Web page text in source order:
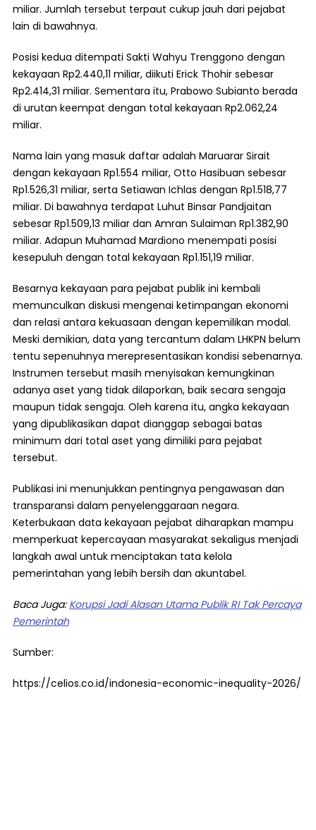
miliar. Jumlah tersebut terpaut cukup jauh dari pejabat
lain di bawahnya.
Posisi kedua ditempati Sakti Wahyu Trenggono dengan
kekayaan Rp2.440,11 miliar, diikuti Erick Thohir sebesar
Rp2.414,31 miliar. Sementara itu, Prabowo Subianto berada
di urutan keempat dengan total kekayaan Rp2.062,24
miliar.
Nama lain yang masuk daftar adalah Maruarar Sirait
dengan kekayaan Rp1.554 miliar, Otto Hasibuan sebesar
Rp1.526,31 miliar, serta Setiawan Ichlas dengan Rp1.518,77
miliar. Di bawahnya terdapat Luhut Binsar Pandjaitan
sebesar Rp1.509,13 miliar dan Amran Sulaiman Rp1.382,90
miliar. Adapun Muhamad Mardiono menempati posisi
kesepuluh dengan total kekayaan Rp1.151,19 miliar.
Besarnya kekayaan para pejabat publik ini kembali
memunculkan diskusi mengenai ketimpangan ekonomi
dan relasi antara kekuasaan dengan kepemilikan modal.
Meski demikian, data yang tercantum dalam LHKPN belum
tentu sepenuhnya merepresentasikan kondisi sebenarnya.
Instrumen tersebut masih menyisakan kemungkinan
adanya aset yang tidak dilaporkan, baik secara sengaja
maupun tidak sengaja. Oleh karena itu, angka kekayaan
yang dipublikasikan dapat dianggap sebagai batas
minimum dari total aset yang dimiliki para pejabat
tersebut.
Publikasi ini menunjukkan pentingnya pengawasan dan
transparansi dalam penyelenggaraan negara.
Keterbukaan data kekayaan pejabat diharapkan mampu
memperkuat kepercayaan masyarakat sekaligus menjadi
langkah awal untuk menciptakan tata kelola
pemerintahan yang lebih bersih dan akuntabel.
Baca Juga: Korupsi Jadi Alasan Utama Publik RI Tak Percaya
Pemerintah
Sumber:
https://celios.co.id/indonesia-economic-inequality-2026/